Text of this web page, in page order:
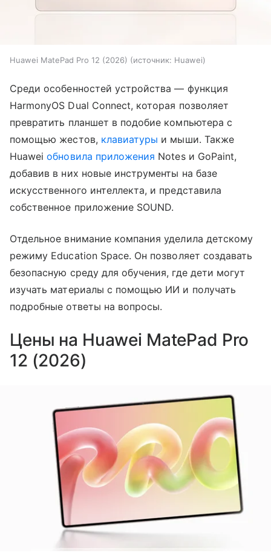
Huawei MatePad Pro 12 (2026) источник: Huawei
Среди особенностей устройства — функция
HarmonyOS Dual Connect, которая позволяет
превратить планшет в подобие компьютера с
помощью жестов, клавиатуры и мыши. Также
Huaweiобновила приложения Notes и GoPaint,
добавив в них новые инструменты на базе
искусственного интеллекта, и представила
собственное приложение SOUND.
Отдельное внимание компания уделила детскому
режиму Education Space. Он позволяет создавать
безопасную среду для обучения, где дети могут
изучать материалы с помощью ИИ и получать
подробные ответы на вопросы.
Цены на Huawei MatePad Pro
12 (2026)